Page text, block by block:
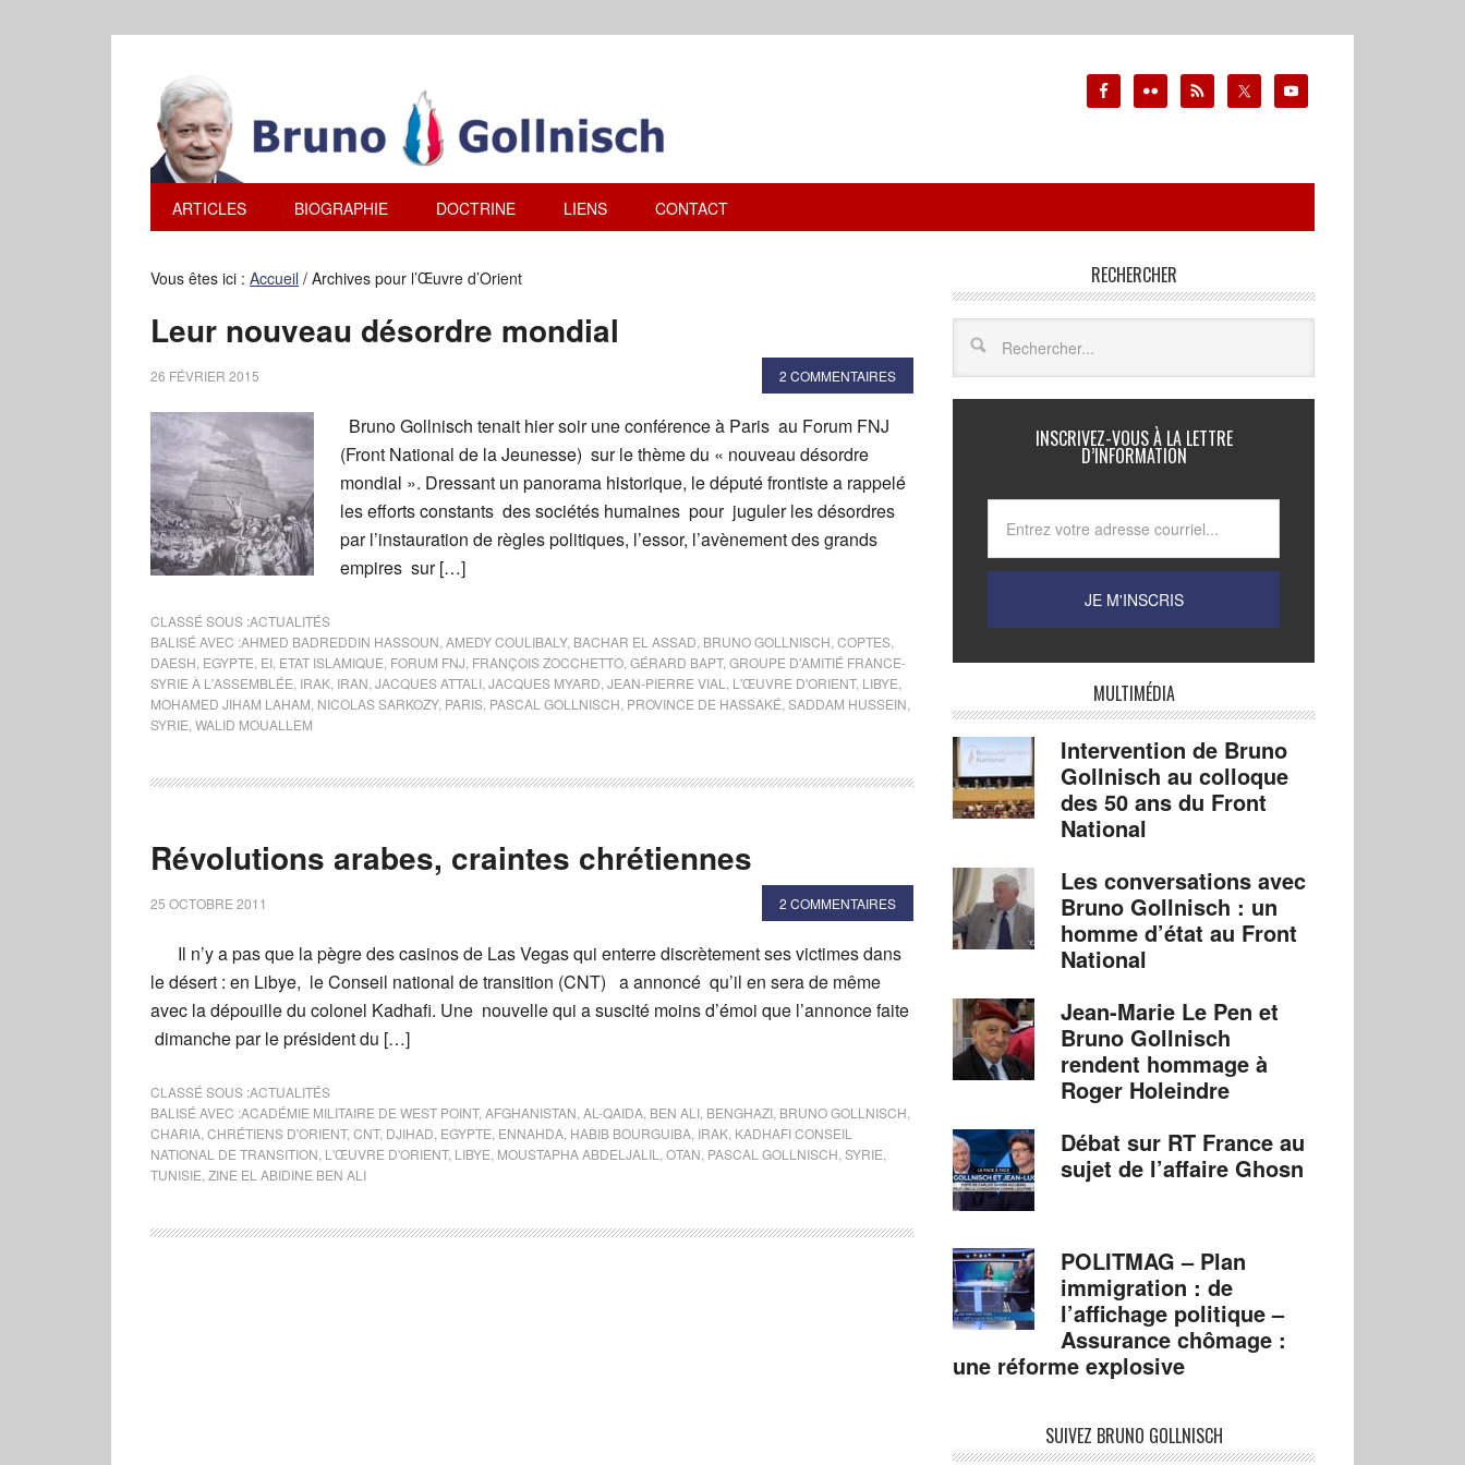
ARTICLES BIOGRAPHIE DOCTRINE LIENS CONTACT
Vous êtes ici : Accueil / Archives pour l’Œuvre d’Orient
Leur nouveau désordre mondial
26 FÉVRIER 2015 2 COMMENTAIRES
Bruno Gollnisch tenait hier soir une conférence à Paris au Forum FNJ
(Front National de la Jeunesse) sur le thème du « nouveau désordre
mondial ». Dressant un panorama historique, le député frontiste a rappelé
les efforts constants des sociétés humaines pour juguler les désordres
par l’instauration de règles politiques, l’essor, l’avènement des grands
empires sur […]
CLASSÉ SOUS :ACTUALITÉS
BALISÉ AVEC :AHMED BADREDDIN HASSOUN AMEDY COULIBALY, BACHAR EL ASSAD BRUNO GOLLNISCH COPTES
DAESH EGYPTE EI ETAT ISLAMIQUE FORUM FNJ FRANÇOIS ZOCCHETTO GÉRARD BAPT, GROUPE D'AMITIÉ FRANCE-
SYRIE À L'ASSEMBLÉE IRAK IRAN JACQUES ATTALI JACQUES MYARD JEAN-PIERRE VIAL L'ŒUVRE D'ORIENT, LIBYE
MOHAMED JIHAM LAHAM NICOLAS SARKOZY, PARIS PASCAL GOLLNISCH PROVINCE DE HASSAKÉ SADDAM HUSSEIN
SYRIE WALID MOUALLEM
Révolutions arabes, craintes chrétiennes
25 OCTOBRE 2011 2 COMMENTAIRES
Il n’y a pas que la pègre des casinos de Las Vegas qui enterre discrètement ses victimes dans
le désert : en Libye, le Conseil national de transition (CNT) a annoncé qu’il en sera de même
avec la dépouille du colonel Kadhafi. Une nouvelle qui a suscité moins d’émoi que l’annonce faite
dimanche par le président du […]
CLASSÉ SOUS :ACTUALITÉS
BALISÉ AVEC :ACADÉMIE MILITAIRE DE WEST POINT, AFGHANISTAN AL-QAIDA BEN ALI BENGHAZI BRUNO GOLLNISCH
CHARIA CHRÉTIENS D'ORIENT, CNT, DJIHAD EGYPTE ENNAHDA HABIB BOURGUIBA IRAK KADHAFI CONSEIL
NATIONAL DE TRANSITION L'ŒUVRE D'ORIENT, LIBYE MOUSTAPHA ABDELJALIL OTAN PASCAL GOLLNISCH SYRIE
TUNISIE ZINE EL ABIDINE BEN ALI
RECHERCHER
INSCRIVEZ-VOUS À LA LETTRE
D’INFORMATION
MULTIMÉDIA
Intervention de Bruno
Gollnisch au colloque
des 50 ans du Front
National
Les conversations avec
Bruno Gollnisch : un
homme d’état au Front
National
Jean-Marie Le Pen et
Bruno Gollnisch
rendent hommage à
Roger Holeindre
Débat sur RT France au
sujet de l’affaire Ghosn
POLITMAG – Plan
immigration : de
l’affichage politique –
Assurance chômage :
une réforme explosive
SUIVEZ BRUNO GOLLNISCH